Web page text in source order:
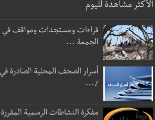
الأكثر مشاهدة لليوم
قراءات ومستجدات ومواقف في
الجمعة ...
أسرار الصحف المحلية الصادرة
7...
مفكرة النشاطات الرسمية